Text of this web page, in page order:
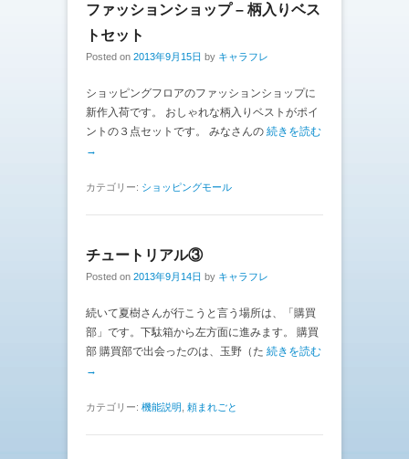
ファッションショップ – 柄入りベス
トセット
Posted on 2013年9月15日 by キャラフレ
ショッピングフロアのファッションショップに
新作入荷です。 おしゃれな柄入りベストがポイ
ントの３点セットです。 みなさんの 続きを読む
→
カテゴリー: ショッピングモール
チュートリアル③
Posted on 2013年9月14日 by キャラフレ
続いて夏樹さんが行こうと言う場所は、「購買
部」です。下駄箱から左方面に進みます。 購買
部 購買部で出会ったのは、玉野（た 続きを読む
→
カテゴリー: 機能説明 頼まれごと